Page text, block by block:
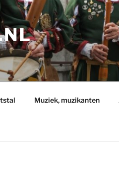
Muziek, muzikanten